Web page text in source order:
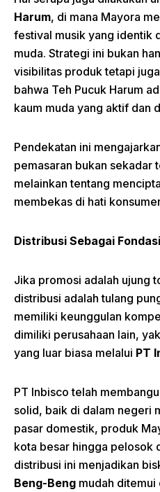
Harum, di mana Mayora
festival musik yang identik
muda. Strategi ini bukan
visibilitas produk tetapi
bahwa Teh Pucuk Harum
kaum muda yang aktif dan
Pendekatan ini
pemasaran bukan sekadar
melainkan tentang
membekas di hati
Distribusi Sebagai Fondasi
Jika promosi adalah ujung
distribusi adalah tulang
memiliki keunggulan
dimiliki perusahaan lain,
yang luar biasa melalui PT
PT Inbisco telah
solid, baik di dalam negeri
pasar domestik, produk
kota besar hingga pelosok
distribusi ini menjadikan
Beng-Beng mudah